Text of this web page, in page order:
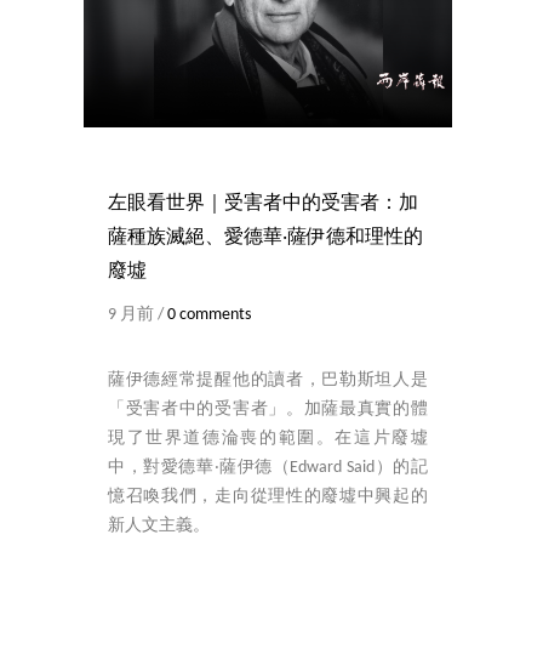
左眼看世界｜受害者中的受害者：加
薩種族滅絕、愛德華‧薩伊德和理性的
廢墟
9 月前 /0 comments
薩伊德經常提醒他的讀者，巴勒斯坦人是
「受害者中的受害者」。加薩最真實的體
現了世界道德淪喪的範圍。在這片廢墟
中，對愛德華‧薩伊德（Edward Said）的記
憶召喚我們，走向從理性的廢墟中興起的
新人文主義。